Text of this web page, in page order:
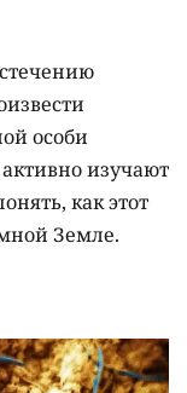
особи
изучают
как этот
Земле.